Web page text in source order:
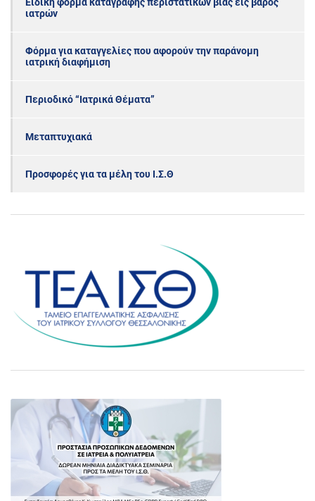
ιατρών
Φόρμα για καταγγελίες που αφορούν την παράνομη
ιατρική διαφήμιση
Περιοδικό “Ιατρικά Θέματα”
Μεταπτυχιακά
Προσφορές για τα μέλη του Ι.Σ.Θ